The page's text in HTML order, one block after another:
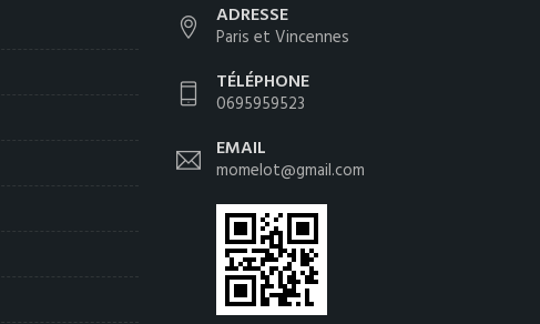
ADRESSE
Paris et Vincennes
TÉLÉPHONE
0695959523
EMAIL
momelot@gmail.com